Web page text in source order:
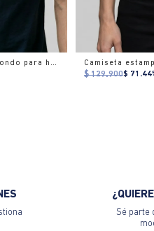
Camiseta ajuste slim cuello redondo para hombre
$ 129.900$
Sé parte